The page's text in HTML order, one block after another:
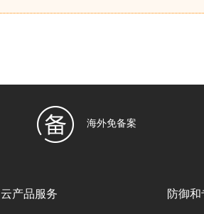
海外免备案
云产品服务 防御和